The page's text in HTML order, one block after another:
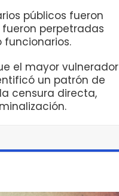
públicos fueron
fueron perpetradas
funcionarios.
el mayor vulnerador
un patrón de
censura directa,